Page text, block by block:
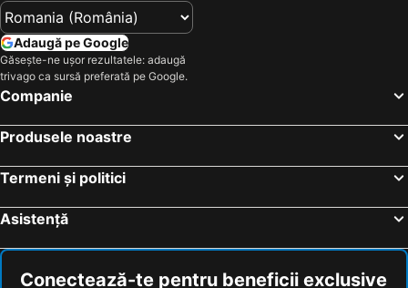
Adaugă pe Google
Găsește-ne ușor rezultatele: adaugă
trivago ca sursă preferată pe Google.
Companie
Produsele noastre
Termeni și politici
Asistență
Conectează-te pentru beneficii exclusive